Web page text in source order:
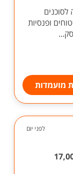
ופנסיות
מועמדות
לפני יום
בלבד - משכורת 17,000